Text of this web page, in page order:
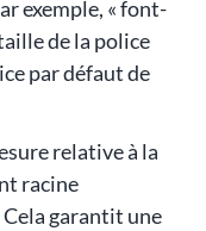
exemple, « font-
de la police
par défaut de
relative à la
racine
garantit une